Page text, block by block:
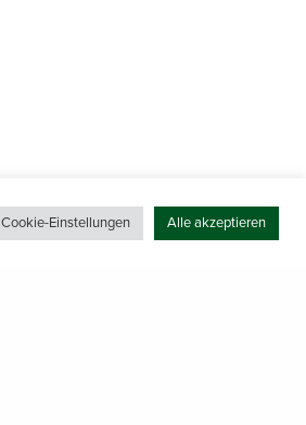
Cookie-Einstellungen Alle akzeptieren